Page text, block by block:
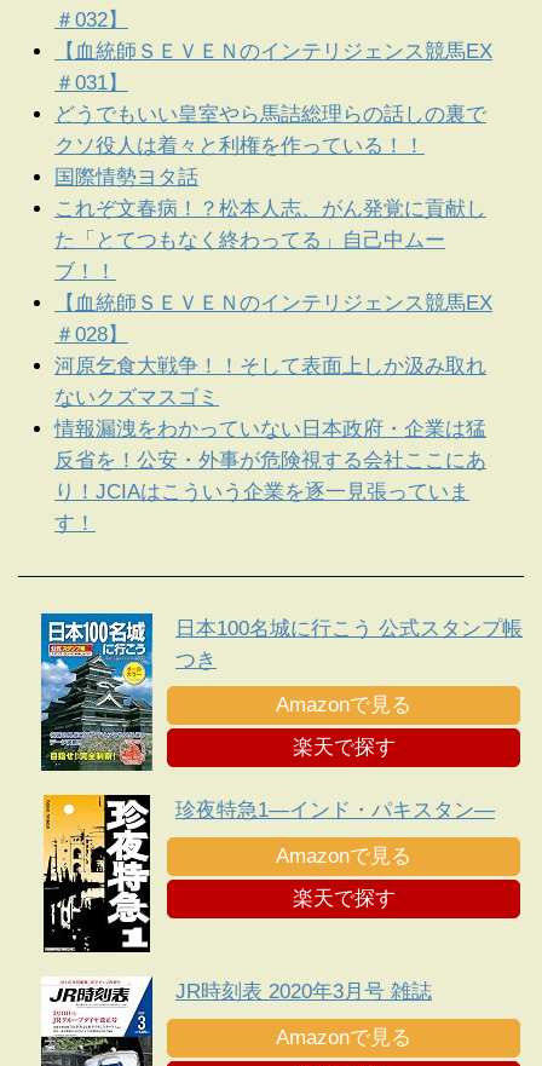
＃032】
【血統師ＳＥＶＥＮのインテリジェンス競馬EX
＃031】
どうでもいい皇室やら馬詰総理らの話しの裏で
クソ役人は着々と利権を作っている！！
国際情勢ヨタ話
これぞ文春病！？松本人志、がん発覚に貢献し
た「とてつもなく終わってる」自己中ムー
ブ！！
【血統師ＳＥＶＥＮのインテリジェンス競馬EX
＃028】
河原乞食大戦争！！そして表面上しか汲み取れ
ないクズマスゴミ
情報漏洩をわかっていない日本政府・企業は猛
反省を！公安・外事が危険視する会社ここにあ
り！JCIAはこういう企業を逐一見張っていま
す！
日本100名城に行こう 公式スタンプ帳
つき
Amazonで見る
楽天で探す
珍夜特急1―インド・パキスタン―
Amazonで見る
楽天で探す
JR時刻表 2020年3月号 雑誌
Amazonで見る